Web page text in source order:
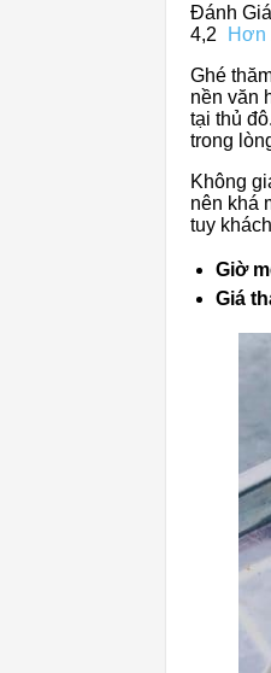
Đánh
4,2
Hơn
Ghé
nền văn
tại thủ
trong
Không
nên khá
tuy
Giờ
Giá